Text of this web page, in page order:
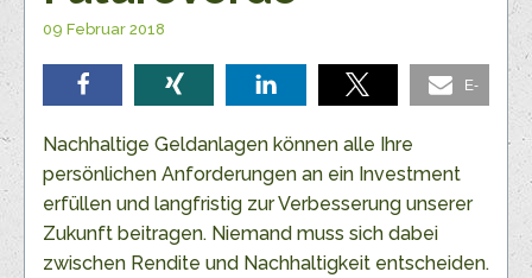
09 Februar 2018
teilen teilen teilen teilen
E-
Nachhaltige Geldanlagen können alle Ihre
persönlichen Anforderungen an ein Investment
erfüllen und langfristig zur Verbesserung unserer
Zukunft beitragen. Niemand muss sich dabei
zwischen Rendite und Nachhaltigkeit entscheiden.